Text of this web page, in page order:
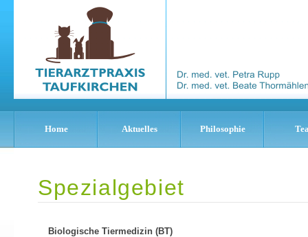
Home Aktuelles Philosophie
Spezialgebiet
Biologische Tiermedizin (BT)